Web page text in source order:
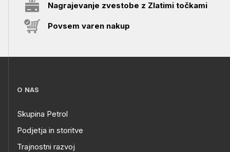
Nagrajevanje zvestobe z Zlatimi točkami
Povsem varen nakup
O NAS
Skupina Petrol
Podjetja in storitve
Trajnostni razvoj